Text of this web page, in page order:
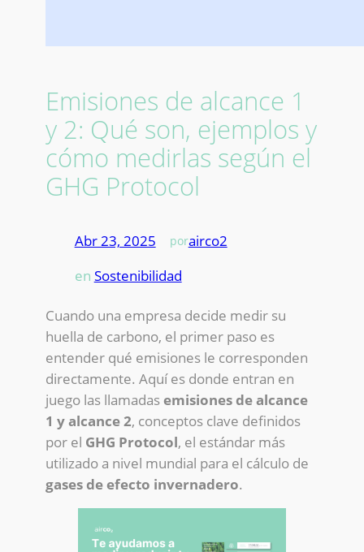
Emisiones de alcance 1
y 2: Qué son, ejemplos y
cómo medirlas según el
GHG Protocol
Abr 23, 2025 porairco2
en Sostenibilidad
Cuando una empresa decide medir su
huella de carbono, el primer paso es
entender qué emisiones le corresponden
directamente. Aquí es donde entran en
juego las llamadasemisiones de alcance
1 y alcance 2, conceptos clave definidos
por el GHG Protocol, el estándar más
utilizado a nivel mundial para el cálculo de
gases de efecto invernadero.